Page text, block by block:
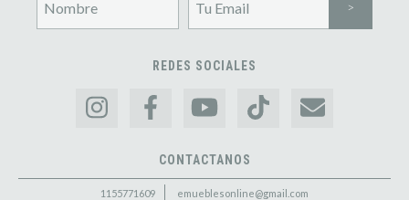
REDES SOCIALES
CONTACTANOS
1155771609 emueblesonline@gmail.com